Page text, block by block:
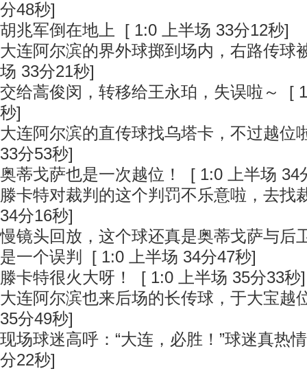
分48秒]
胡兆军倒在地上
[ 1:0 上半场 33分12秒]
大连阿尔滨的界外球掷到场内，右路传球
场 33分21秒]
交给蒿俊闵，转移给王永珀，失误啦～
[
秒]
大连阿尔滨的直传球找乌塔卡，不过越位
33分53秒]
奥蒂戈萨也是一次越位！
[ 1:0 上半场 34
滕卡特对裁判的这个判罚不乐意啦，去找
34分16秒]
慢镜头回放，这个球还真是奥蒂戈萨与后
是一个误判
[ 1:0 上半场 34分47秒]
滕卡特很火大呀！
[ 1:0 上半场 35分33秒]
大连阿尔滨也来后场的长传球，于大宝越
35分49秒]
现场球迷高呼：“大连，必胜！”球迷真热
分22秒]